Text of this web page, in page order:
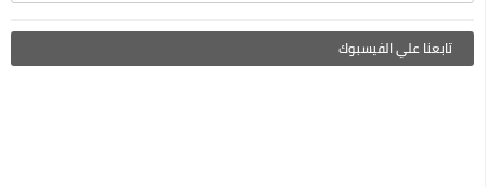
تابعنا علي الفيسبوك